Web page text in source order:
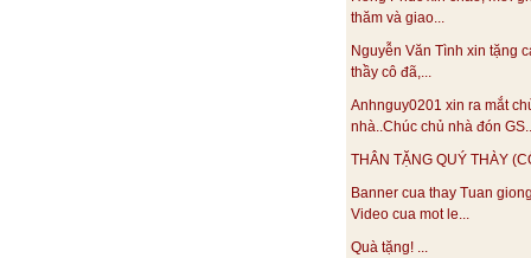
thăm và giao...
Nguyễn Văn Tình xin tặng
thầy cô đã,...
Anhnguy0201 xin ra mắt
nhà..Chúc chủ nhà đón
THÂN TẶNG QUÝ THÀY
Banner cua thay Tuan giong
Video cua mot le...
Quà tặng! ...